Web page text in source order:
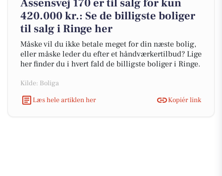
Assensvej 170 er til salg for kun
420.000 kr.: Se de billigste boliger
til salg i Ringe her
Måske vil du ikke betale meget for din næste bolig,
eller måske leder du efter et håndværkertilbud? Lige
her finder du i hvert fald de billigste boliger i Ringe.
Kilde: Boliga
Læs hele artiklen her
Kopiér link